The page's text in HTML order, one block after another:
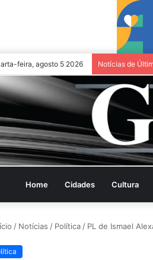
feira, agosto 5 2026 Notícias de
Home Cidades Cultura
/ Notícias / Política / PL de Ismael